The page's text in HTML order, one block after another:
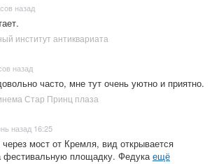
назад
институт антиквариата
назад
часто, мне тут очень уютно и приятно.
Стар Принц плаза
назад 16:25
мост от Кремля, вид открывается
фестивальную площадку. Федукаещё